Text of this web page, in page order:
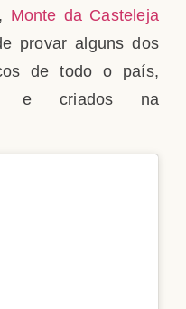
Monte da Casteleja
provar alguns dos
de todo o país,
e criados na